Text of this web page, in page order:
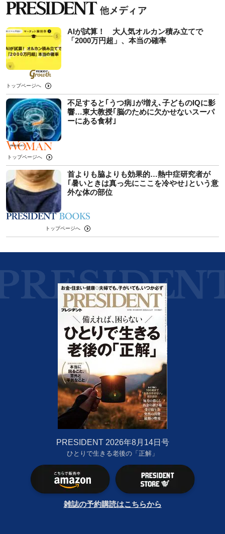
AIが試算！ 大人気オルカン積み立てで
「2000万円超」、本当の確率
トップページへ
不足すると｢うつ病｣が増え､子どものIQに影
響…東大教授｢脳のために欠かせないスーパ
ーにある食材｣
トップページへ
首よりも脇よりも効果的…熱中症研究者が
｢暑いときは真っ先にここを冷やせ｣という意
外な体の部位
トップページへ
PRESIDENT 2026年8月14日号
ひとりで生きる老後の「正解」
雑誌の予約購読はこちらから